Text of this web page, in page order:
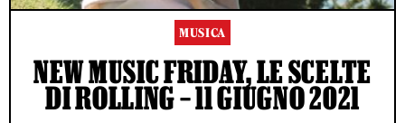
MUSICA
NEW MUSIC FRIDAY, LE SCELTE
DI ROLLING – 11 GIUGNO 2021